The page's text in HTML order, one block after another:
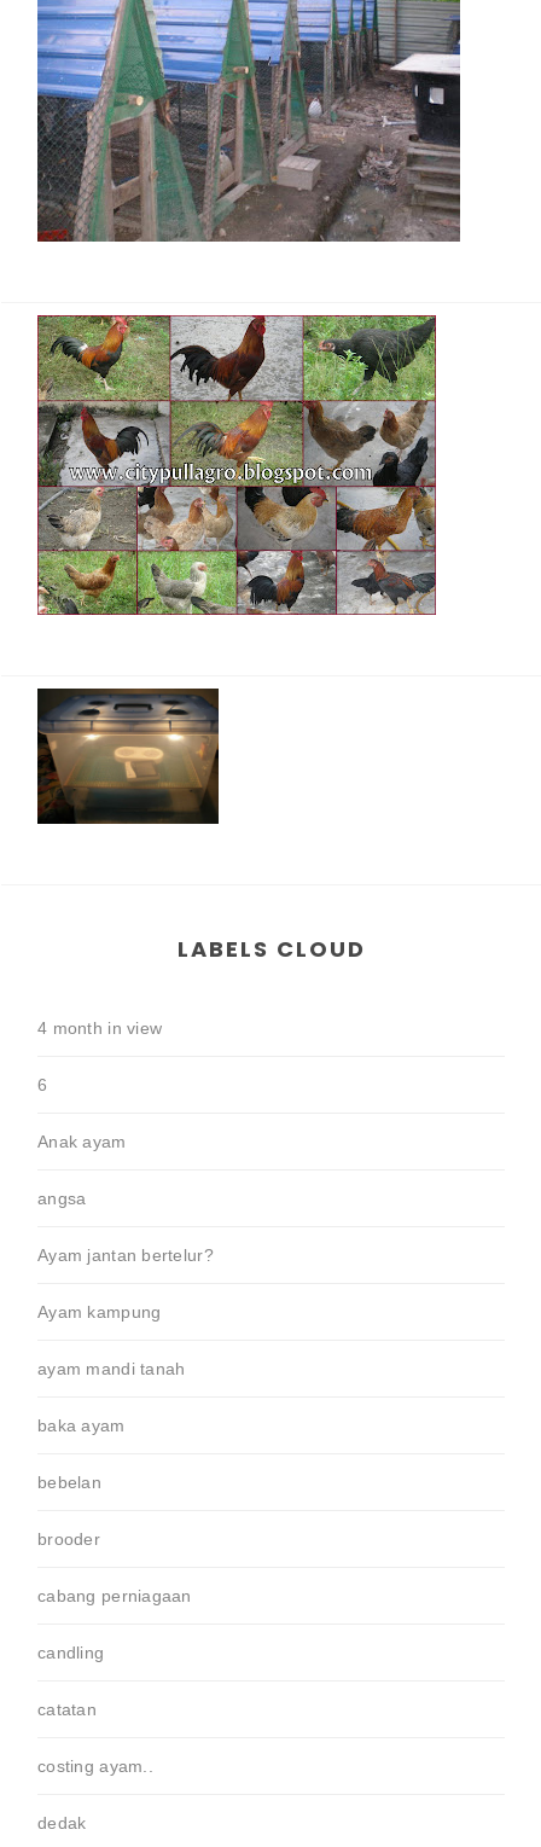
LABELS CLOUD
4 month in view
6
Anak ayam
angsa
Ayam jantan bertelur?
Ayam kampung
ayam mandi tanah
baka ayam
bebelan
brooder
cabang perniagaan
candling
catatan
costing ayam..
dedak